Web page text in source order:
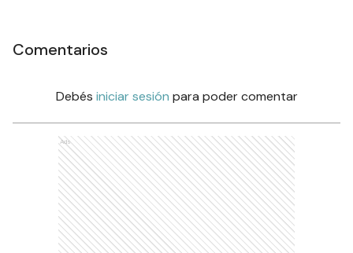
Comentarios
Debés iniciar sesión para poder comentar
Ads